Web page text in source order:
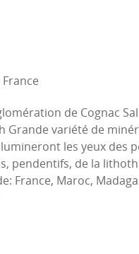
de Cognac
Grande variété de
les yeux des
pendentifs, de la
France, Maroc,